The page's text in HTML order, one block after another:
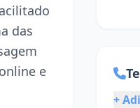
das
e
+